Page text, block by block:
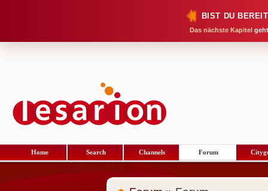
BIST DU
Das nächste Kapitel
Home Search Channels Forum